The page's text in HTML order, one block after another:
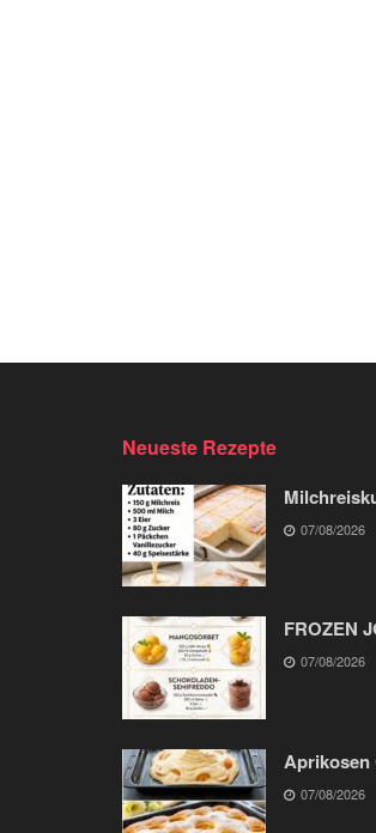
Neueste Rezepte
07/08/2026
FROZEN
07/08/2026
Aprikosen
07/08/2026